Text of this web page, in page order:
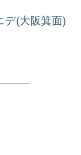
(大阪箕面)